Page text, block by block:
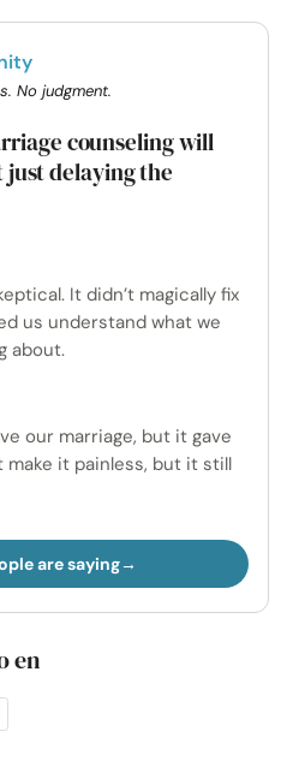
No judgment.
counseling will
just delaying the
It didn’t magically fix
us understand what we
about.
our marriage, but it gave
make it painless, but it still
are saying
en